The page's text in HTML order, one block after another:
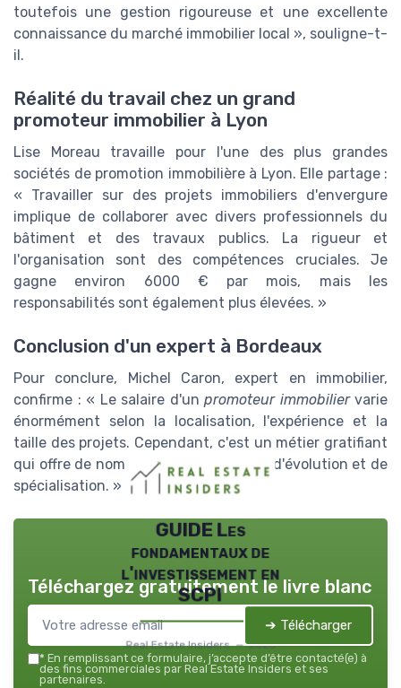
toutefois une gestion rigoureuse et une excellente
connaissance du marché immobilier local », souligne-t-
il.
Réalité du travail chez un grand
promoteur immobilier à Lyon
Lise Moreau travaille pour l'une des plus grandes
sociétés de promotion immobilière à Lyon. Elle partage :
« Travailler sur des projets immobiliers d'envergure
implique de collaborer avec divers professionnels du
bâtiment et des travaux publics. La rigueur et
l'organisation sont des compétences cruciales. Je
gagne environ 6000 € par mois, mais les
responsabilités sont également plus élevées. »
Conclusion d'un expert à Bordeaux
Pour conclure, Michel Caron, expert en immobilier,
confirme : « Le salaire d'un promoteur immobiliervarie
énormément selon la localisation, l'expérience et la
taille des projets. Cependant, c'est un métier gratifiant
qui offre de nombreuses opportunités d'évolution et de
spécialisation. »
GUIDE Les
fondamentaux de
l'investissement en
SCPI
Real Estate Insiders — 2026
Téléchargez gratuitement le livre blanc
➔ Télécharger
* En remplissant ce formulaire, j’accepte d’être contacté(e) à
des fins commerciales par Real Estate Insiders et ses
partenaires.